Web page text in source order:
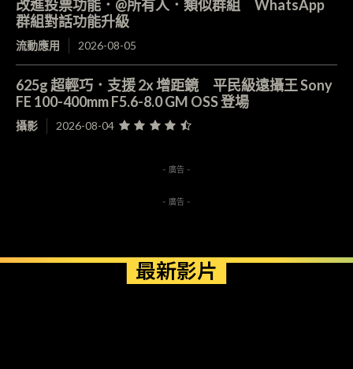
改進投票功能．@所有人．類似群組 WhatsApp
群組對話功能升級
流動應用 2026-08-05
625g 超輕巧．支援 2x 增距鏡 平民級遠攝王 Sony
FE 100-400mm F5.6-8.0 GM OSS 登場
攝影 2026-08-04
- 廣告 -
- 廣告 -
最新影片